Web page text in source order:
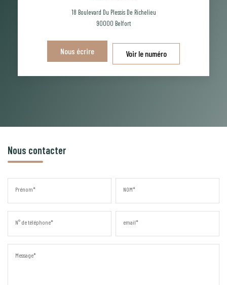
18 Boulevard Du Plessis De Richelieu
90000 Belfort
Nous écrire Voir le numéro
Nous contacter
Prénom* NOM*
N° de téléphone* email*
Message*